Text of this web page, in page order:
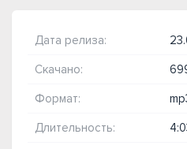
Дата релиза:
Скачано:
Формат:
Длительность: